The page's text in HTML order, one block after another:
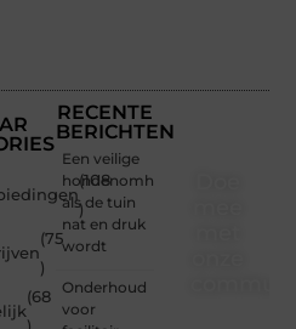
(108
)
(75
)
(68
RECENTE
BERICHTEN
Een veilige
hondenomheining
als de tuin
nat en druk
wordt
Onderhoud
voor